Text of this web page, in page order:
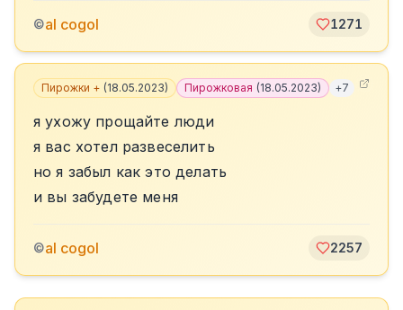
©al cogol 1271
Пирожки + (18.05.2023) Пирожковая (18.05.2023) +7
я ухожу прощайте люди
я вас хотел развеселить
но я забыл как это делать
и вы забудете меня
©al cogol 2257